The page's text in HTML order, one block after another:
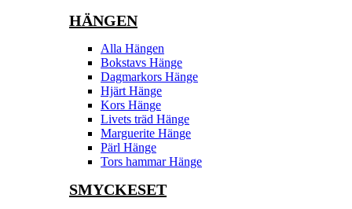
HÄNGEN
Alla Hängen
Bokstavs Hänge
Dagmarkors Hänge
Hjärt Hänge
Kors Hänge
Livets träd Hänge
Marguerite Hänge
Pärl Hänge
Tors hammar Hänge
SMYCKESET